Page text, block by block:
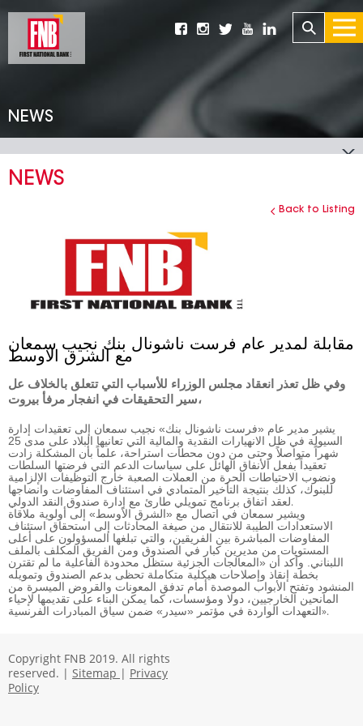
NEWS
NEWS
Back to Listing
مقابلة لمدير عام فرست ناشونال بنك نجيب سمعان
مع الشرق الاوسط
وفي ظل تعذر انعقاد مجلس الوزراء للأسباب التي تتعلق بالخلاف عل
سير التحقيقات في انفجار مرفأ بيروت،
يشير مدير عام «فرست ناشونال بنك» نجيب سمعان إلى تعقيدات إدارة
السيولة في ظل الانهيارات النقدية والمالية التي تعانيها البلاد على مدى 25
شهراً متواصلاً وحتى من دون محطات استراحة، علماً بأن المشكلة زادت
تعقيداً بفعل الأنفاق الهائل على سياسات الدعم التي فرضتها السلطات
ونضوب الاحتياطات الحرة من العملات الصعبة خارج التوظيفات الإلزامية
للبنوك، كذلك بنتيجة التأخير المتمادي في استئناف المفاوضات وانضاجها
لعقد اتفاق برنامج تمويلي طارئ مع إدارة صندوق النقد الدولي.
ويشير سمعان في اتصال مع «الشرق الأوسط» إلى أولوية ملاقاة
الاستعدادات الطيبة للانتقال من صيغة المحادثات إلى استحقاق استئناف
المفاوضات المباشرة بين الفريقين، والتي تبلغها المسؤولون على أعلى
المستويات من مديرين كبار في الصندوق ومن الفريق المكلف بالملف
اللبناني. وأكد أن «المعالجات الجزئية ستظل محدودة الفاعلية ما لم تقترن
بخطة إنقاذ وإصلاحات هيكلية متكاملة تحظى بدعم الصندوق وتمويله
المنشود وتفتح الأبواب الموصدة أمام تدفق المعونات والقروض الميسرة من
المانحين الخارجيين، دولا ومؤسسات، كما يمكن البناء على تقديمها لإحياء
التعهدات الواردة في مؤتمر «سيدر» ضمن سياق المبادرات الفرنسية».
Copyright FNB 2019. All rights
reserved. | Sitemap | Privacy
Policy